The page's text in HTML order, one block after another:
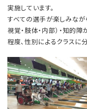
実施しています。
すべての選手が楽しみなが
視覚・肢体・内部）・知的
程度、性別によるクラスに